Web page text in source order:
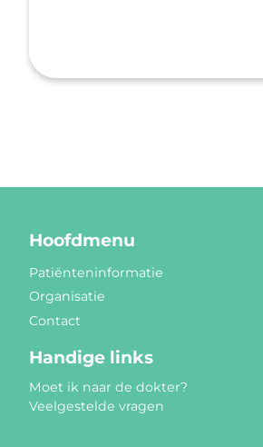
Hoofdmenu
Patiënteninformatie
Organisatie
Contact
Handige links
Moet ik naar de dokter?
Veelgestelde vragen